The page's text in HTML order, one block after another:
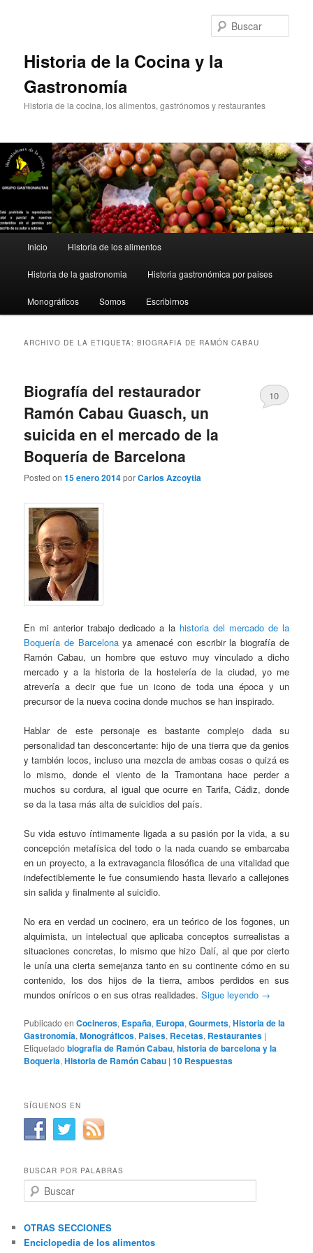
Historia de la Cocina y la
Gastronomía
Historia de la cocina, los alimentos, gastrónomos y restaurantes
principal
Inicio Historia de los alimentos
Historia de la gastronomia Historia gastronómica por paises
Monográficos Somos Escribirnos
ARCHIVO DE LA ETIQUETA:BIOGRAFIA DE RAMÓN CABAU
Biografía del restaurador
Ramón Cabau Guasch, un
suicida en el mercado de la
Boquería de Barcelona
Posted on15 enero 2014porCarlos Azcoytia
10
En mi anterior trabajo dedicado a la historia del mercado de la
Boquería de Barcelonaya amenacé con escribir la biografía de
Ramón Cabau, un hombre que estuvo muy vinculado a dicho
mercado y a la historia de la hostelería de la ciudad, yo me
atrevería a decir que fue un icono de toda una época y un
precursor de la nueva cocina donde muchos se han inspirado.
Hablar de este personaje es bastante complejo dada su
personalidad tan desconcertante: hijo de una tierra que da genios
y también locos, incluso una mezcla de ambas cosas o quizá es
lo mismo, donde el viento de la Tramontana hace perder a
muchos su cordura, al igual que ocurre en Tarifa, Cádiz, donde
se da la tasa más alta de suicidios del país.
Su vida estuvo íntimamente ligada a su pasión por la vida, a su
concepción metafísica del todo o la nada cuando se embarcaba
en un proyecto, a la extravagancia filosófica de una vitalidad que
indefectiblemente le fue consumiendo hasta llevarlo a callejones
sin salida y finalmente al suicidio.
No era en verdad un cocinero, era un teórico de los fogones, un
alquimista, un intelectual que aplicaba conceptos surrealistas a
situaciones concretas, lo mismo que hizo Dalí, al que por cierto
le unía una cierta semejanza tanto en su continente cómo en su
contenido, los dos hijos de la tierra, ambos perdidos en sus
mundos oníricos o en sus otras realidades.Sigue leyendo →
Publicado en Cocineros, España, Europa,Gourmets,Historia de la
Gastronomía,Monográficos, Paises, Recetas, Restaurantes |
Etiquetado biografia de Ramón Cabau,historia de barcelona y la
Boqueria,Historia de Ramón Cabau |10 Respuestas
SÍGUENOS EN
BUSCAR POR PALABRAS
u
c
a
OTRAS SECCIONES
Enciclopedia de los alimentos